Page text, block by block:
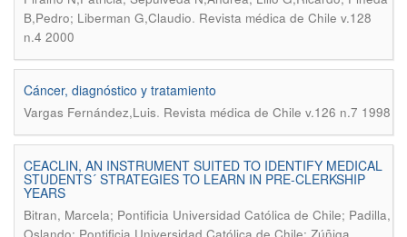
B,Pedro; Liberman G,Claudio. Revista médica de Chile v.128
n.4 2000
Cáncer, diagnóstico y tratamiento
Vargas Fernández,Luis. Revista médica de Chile v.126 n.7 1998
CEACLIN, AN INSTRUMENT SUITED TO IDENTIFY MEDICAL
STUDENTS´ STRATEGIES TO LEARN IN PRE-CLERKSHIP
YEARS
Bitran, Marcela; Pontificia Universidad Católica de Chile; Padilla,